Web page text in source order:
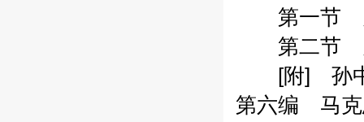
第一节 关
第二节 关
[附] 孙中
第六编 马克